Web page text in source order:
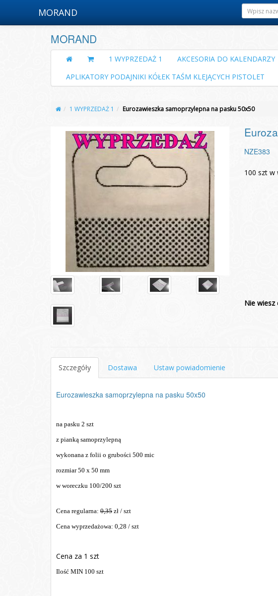
MORAND
MORAND
1 WYPRZEDAŻ 1 AKCESORIA DO KALENDARZY
APLIKATORY PODAJNIKI KÓŁEK TAŚM KLEJĄCYCH PISTOLET
1 WYPRZEDAŻ 1 Eurozawieszka samoprzylepna na pasku 50x50
NZE383
100 szt w
Nie wiesz
Szczegóły Dostawa Ustaw powiadomienie
Eurozawieszka samoprzylepna na pasku 50x50
na pasku 2 szt
z pianką samoprzylepną
wykonana z folii o grubości 500 mic
rozmiar 50 x 50 mm
w woreczku 100/200 szt
Cena regularna: 0,35 zł / szt
Cena wyprzedażowa: 0,28 / szt
Cena za 1 szt
Ilość MIN 100 szt